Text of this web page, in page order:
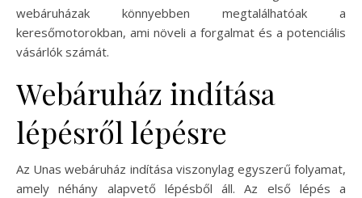
webáruházak könnyebben megtalálhatóak a
keresőmotorokban, ami növeli a forgalmat és a potenciális
vásárlók számát.
Webáruház indítása
lépésről lépésre
Az Unas webáruház indítása viszonylag egyszerű folyamat,
amely néhány alapvető lépésből áll. Az első lépés a